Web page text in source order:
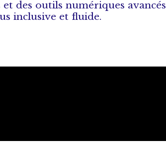
des outils numériques avancés
inclusive et fluide.